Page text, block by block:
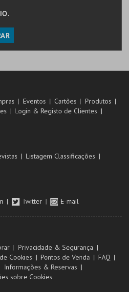
Eventos Cartões
Produtos
Login & Registo de Clientes
Listagem Classificações
Twitter E-mail
Privacidade & Segurança
Cookies Pontos de Venda
FAQ
Informações & Reservas
sobre Cookies